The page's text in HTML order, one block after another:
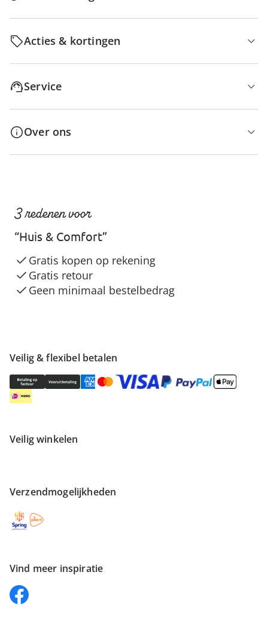
Acties & kortingen
Service
Over ons
Veilig & flexibel betalen
Veilig winkelen
Verzendmogelijkheden
Vind meer inspiratie
3 redenen voor
“Huis & Comfort”
Gratis kopen op rekening
Gratis retour
Geen minimaal bestelbedrag